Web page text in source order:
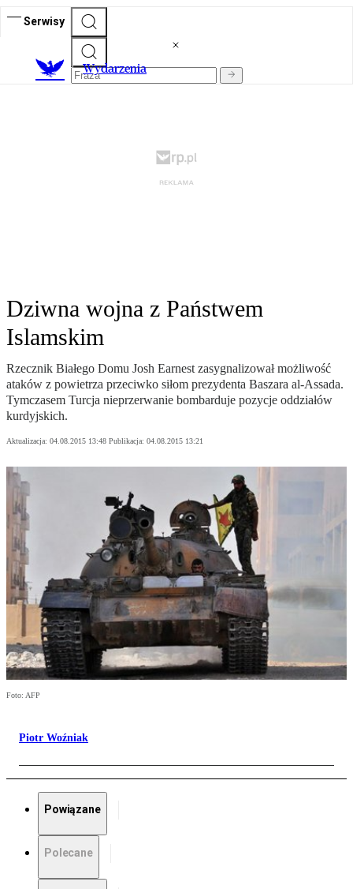
Serwisy
Wydarzenia
Dziwna wojna z Państwem
Islamskim
Rzecznik Białego Domu Josh Earnest zasygnalizował możliwość
ataków z powietrza przeciwko siłom prezydenta Baszara al-Assada.
Tymczasem Turcja nieprzerwanie bombarduje pozycje oddziałów
kurdyjskich.
Aktualizacja: 04.08.2015 13:48 Publikacja: 04.08.2015 13:21
Foto: AFP
Piotr Woźniak
Powiązane
Polecane